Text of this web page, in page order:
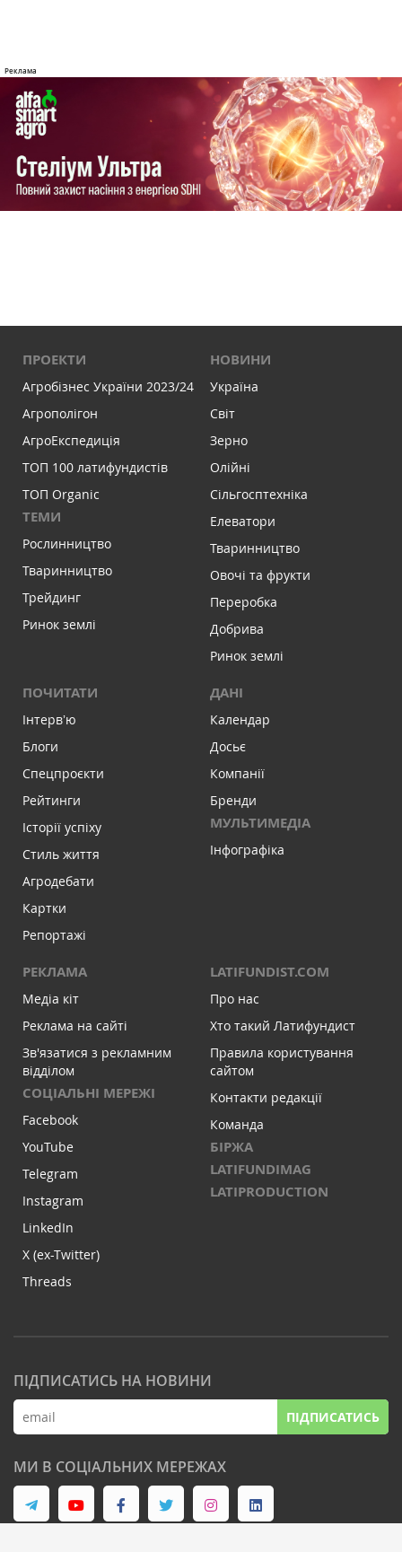
ПРОЕКТИ
Агробізнес України 2023/24
Агрополігон
АгроЕкспедиція
ТОП 100 латифундистів
ТОП Organic
ТЕМИ
Рослинництво
Тваринництво
Трейдинг
Ринок землі
НОВИНИ
Україна
Світ
Зерно
Олійні
Сільгосптехніка
Елеватори
Тваринництво
Овочі та фрукти
Переробка
Добрива
Ринок землі
ПОЧИТАТИ
Інтервʼю
Блоги
Спецпроєкти
Рейтинги
Історії успіху
Стиль життя
Агродебати
Картки
Репортажі
ДАНІ
Календар
Досьє
Компанії
Бренди
МУЛЬТИМЕДІА
Інфографіка
РЕКЛАМА
Медіа кіт
Реклама на сайті
Зв'язатися з рекламним
відділом
СОЦІАЛЬНІ МЕРЕЖІ
Facebook
YouTube
Telegram
Instagram
LinkedIn
X (ex-Twitter)
Threads
LATIFUNDIST.COM
Про нас
Хто такий Латифундист
Правила користування
сайтом
Контакти редакції
Команда
БІРЖА
LATIFUNDIMAG
LATIPRODUCTION
ПІДПИСАТИСЬ НА НОВИНИ
ПІДПИСАТИСЬ
МИ В СОЦІАЛЬНИХ МЕРЕЖАХ